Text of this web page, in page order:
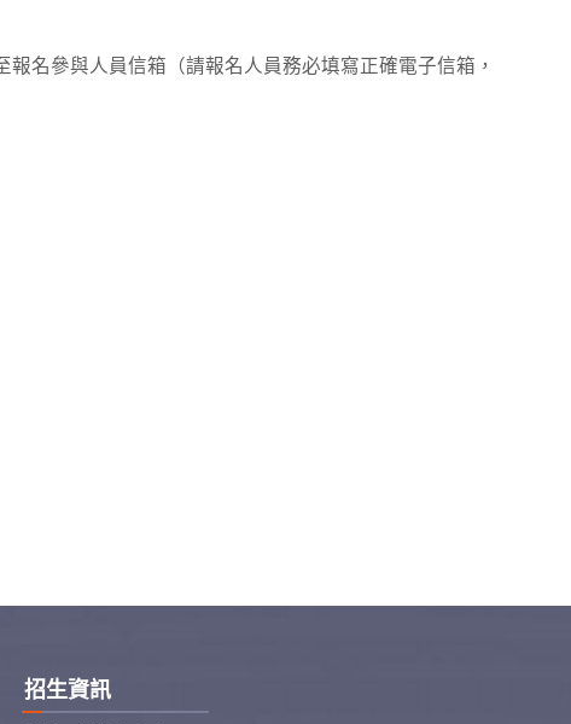
名參與人員信箱（請報名人員務必填寫正確電子信箱，
招生資訊